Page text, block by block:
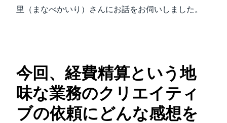
サステナビリティ
自治体・公共機関・教育機関等
里（まなべかいり）さんにお話をお伺いしました。
今回、経費精算という地
味な業務のクリエイティ
ブの依頼にどんな感想を